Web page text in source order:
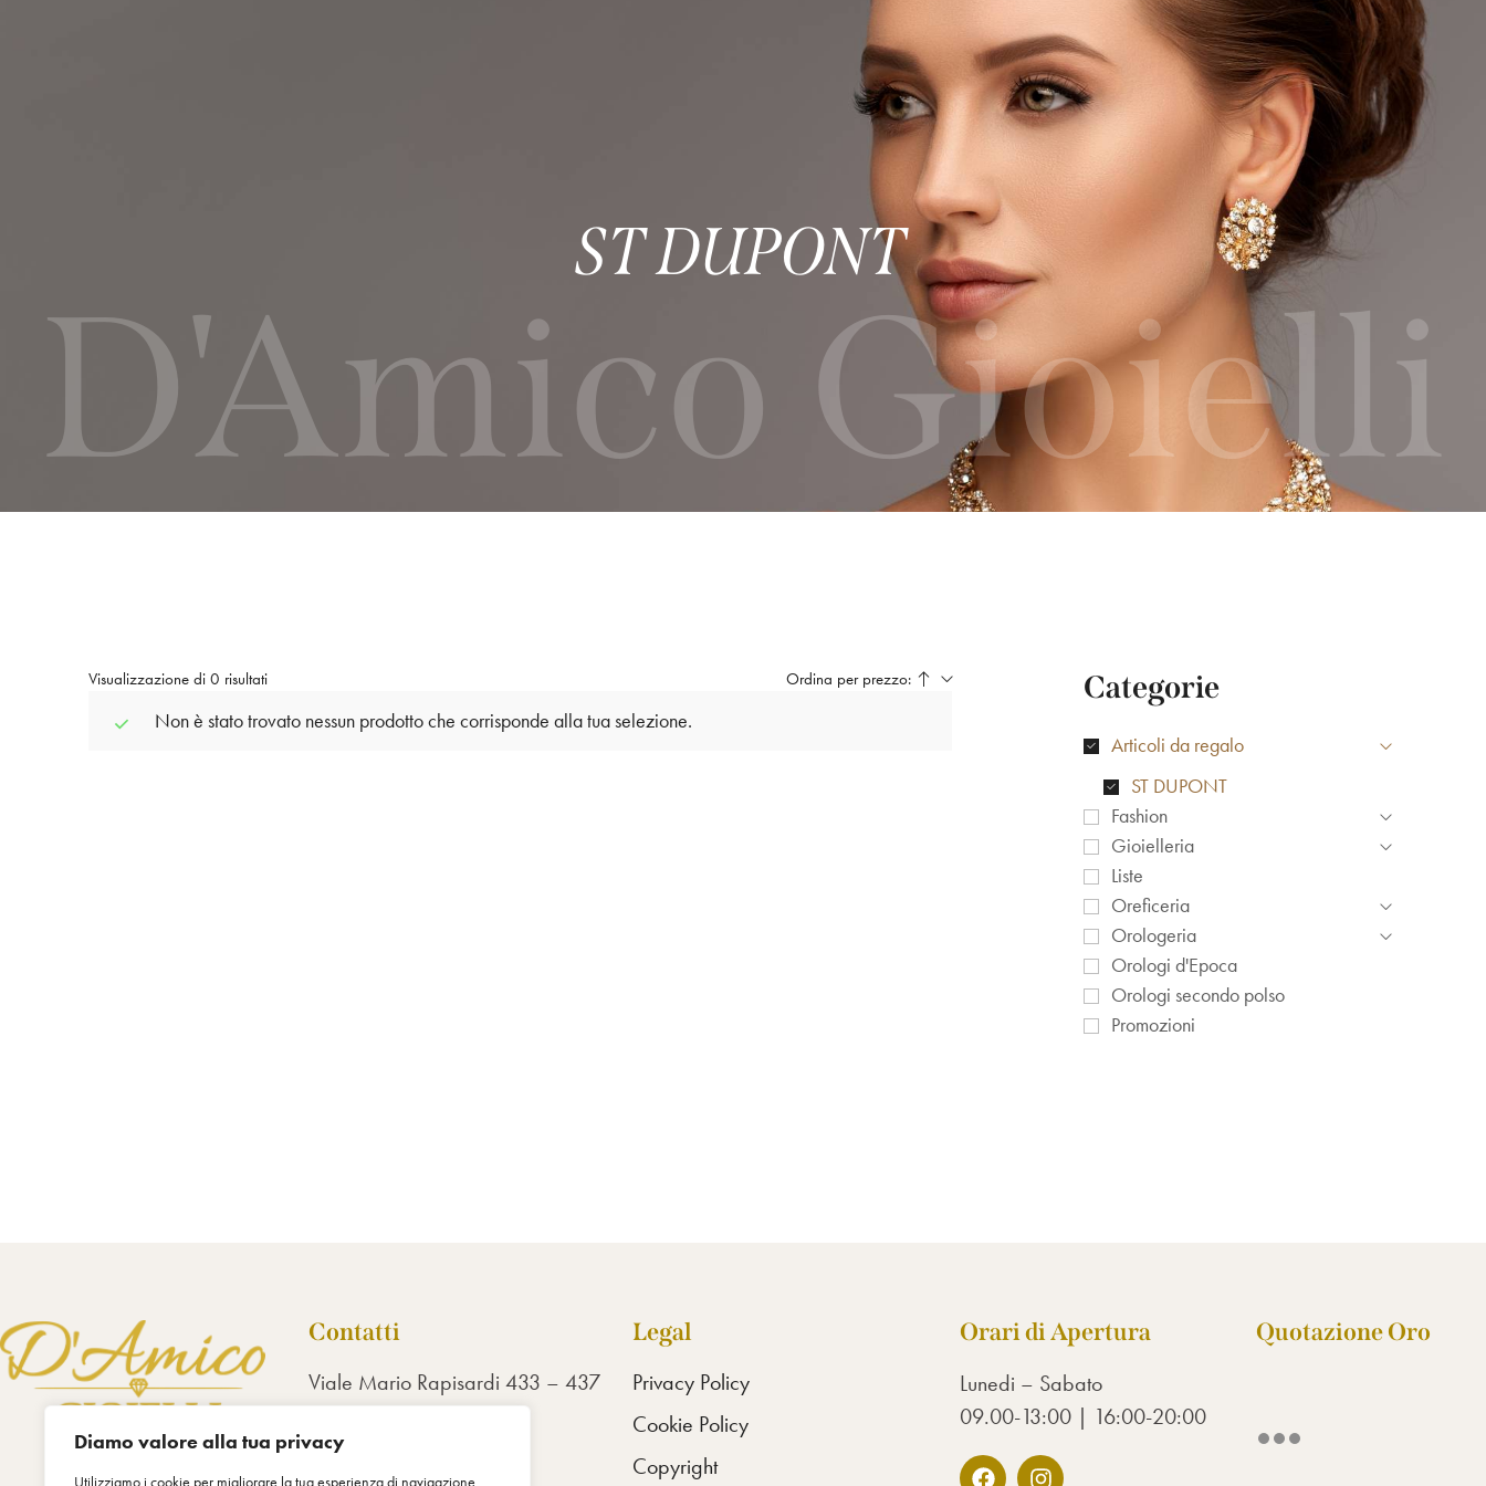
Diamo valore alla tua privacy
Utilizziamo i cookie per migliorare la tua esperienza di navigazione,
News Lavora con Noi Contatti
D'Amico Gioielli
ST DUPONT
Visualizzazione di 0 risultati Ordina per prezzo:
Non è stato trovato nessun prodotto che corrisponde alla tua selezione.
Categorie
Articoli da regalo
ST DUPONT
Fashion
Gioielleria
Liste
Oreficeria
Orologeria
Orologi d'Epoca
Orologi secondo polso
Promozioni
Contatti
Viale Mario Rapisardi 433 – 437
95123 Catania
+39 0958365936
3332038312
Legal
Privacy Policy
Cookie Policy
Copyright
Orari di Apertura
Lunedi – Sabato
09.00-13:00 | 16:00-20:00
Quotazione Oro